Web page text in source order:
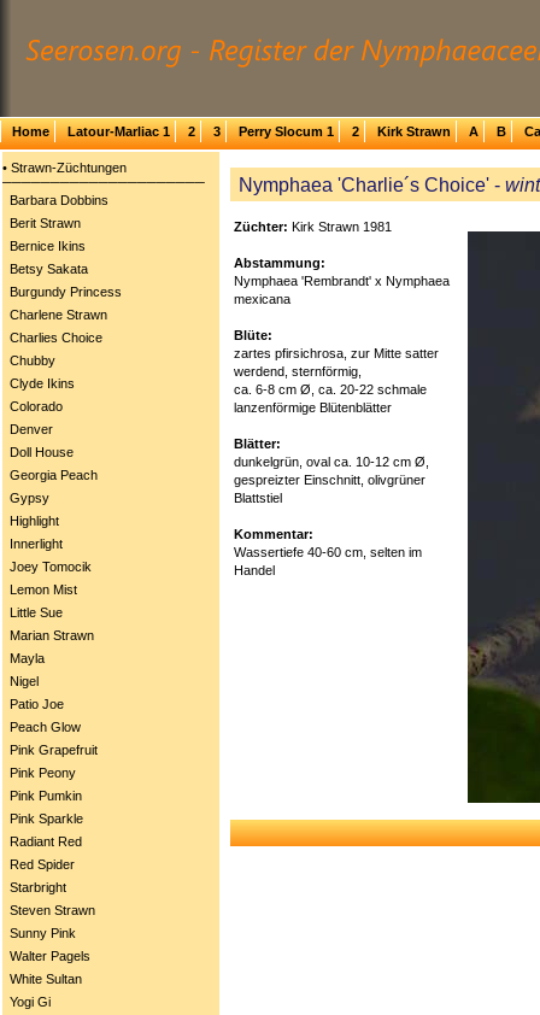
Home Latour-Marliac 1 2 3 Perry Slocum 1 2 Kirk Strawn A B
Nymphaea 'Charlie´s Choice' -
Züchter:Kirk Strawn 1981
Abstammung:
Nymphaea 'Rembrandt' x Nymphaea
mexicana
Blüte:
zartes pfirsichrosa, zur Mitte satter
werdend, sternförmig,
ca. 6-8 cm Ø, ca. 20-22 schmale
lanzenförmige Blütenblätter
Blätter:
dunkelgrün, oval ca. 10-12 cm Ø,
gespreizter Einschnitt, olivgrüner
Blattstiel
Kommentar:
Wassertiefe 40-60 cm, selten im
Handel
• Strawn-Züchtungen
─────────────────────
Barbara Dobbins
Berit Strawn
Bernice Ikins
Betsy Sakata
Burgundy Princess
Charlene Strawn
Charlies Choice
Chubby
Clyde Ikins
Colorado
Denver
Doll House
Georgia Peach
Gypsy
Highlight
Innerlight
Joey Tomocik
Lemon Mist
Little Sue
Marian Strawn
Mayla
Nigel
Patio Joe
Peach Glow
Pink Grapefruit
Pink Peony
Pink Pumkin
Pink Sparkle
Radiant Red
Red Spider
Starbright
Steven Strawn
Sunny Pink
Walter Pagels
White Sultan
Yogi Gi